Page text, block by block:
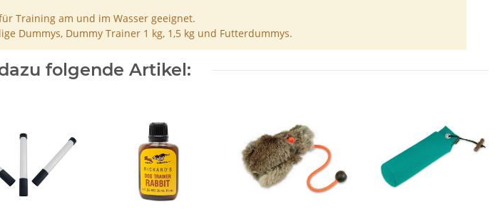
Training am und im Wasser geeignet.
Dummys, Dummy Trainer 1 kg, 1,5 kg und Futterdummys.
folgende Artikel: